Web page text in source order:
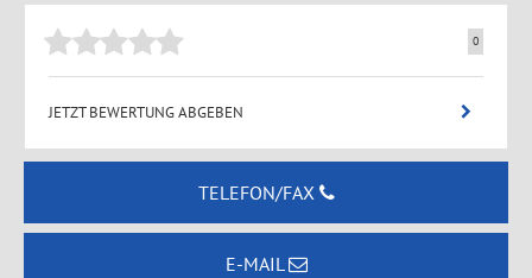
0
JETZT BEWERTUNG ABGEBEN
TELEFON/FAX
E-MAIL